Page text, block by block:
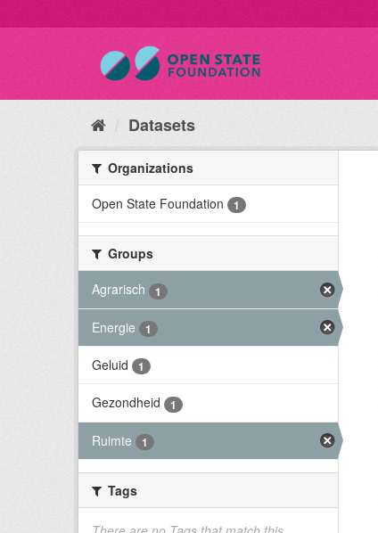
Datasets
Organizations
Open State Foundation
1
Groups
Agrarisch
1
Energie 1
Geluid 1
Gezondheid 1
Ruimte 1
Tags